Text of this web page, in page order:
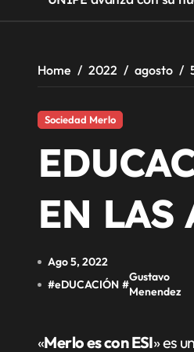
Home 2022 agosto
Sociedad Merlo
EN LAS
Ago 5, 2022
#eDUCACIÓN #
Gustavo
Menendez
« Merlo es con ESI» es